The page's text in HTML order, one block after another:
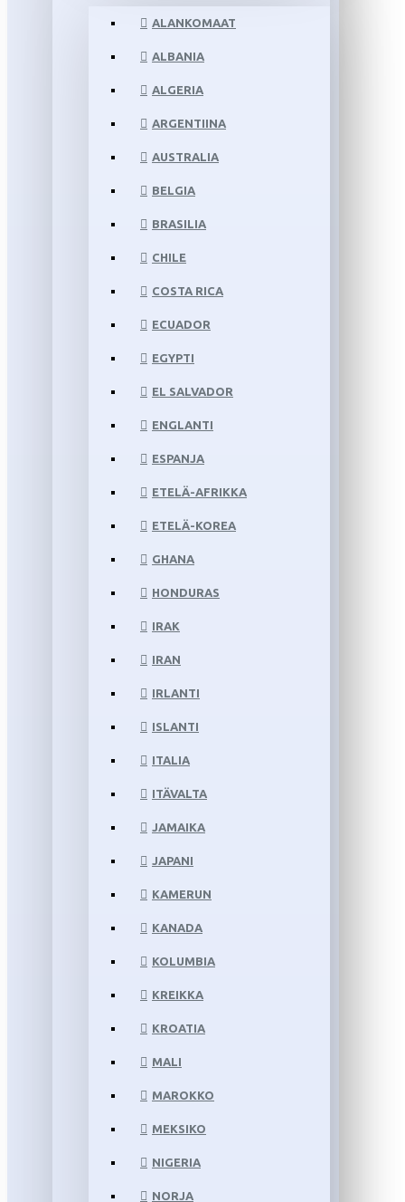
ALANKOMAAT
ALBANIA
ALGERIA
ARGENTIINA
AUSTRALIA
BELGIA
BRASILIA
CHILE
COSTA RICA
ECUADOR
EGYPTI
EL SALVADOR
ENGLANTI
ESPANJA
ETELÄ-AFRIKKA
ETELÄ-KOREA
GHANA
HONDURAS
IRAK
IRAN
IRLANTI
ISLANTI
ITALIA
ITÄVALTA
JAMAIKA
JAPANI
KAMERUN
KANADA
KOLUMBIA
KREIKKA
KROATIA
MALI
MAROKKO
MEKSIKO
NIGERIA
NORJA